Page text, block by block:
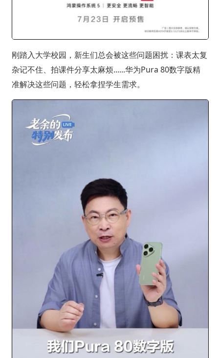
刚踏入大学校园，新生们总会被这些问题困扰：课表太复
杂记不住、拍课件分享太麻烦......华为Pura 80数字版精
准解决这些问题，轻松拿捏学生需求。